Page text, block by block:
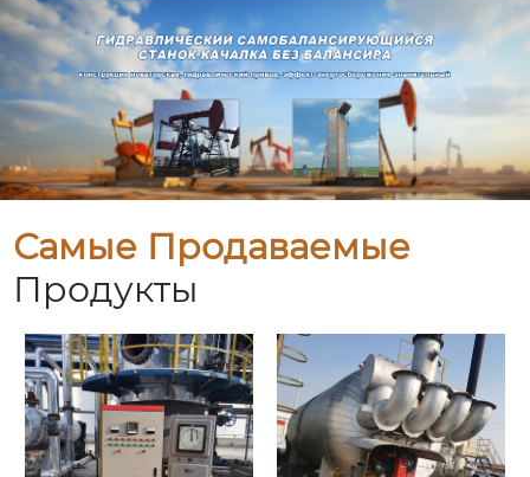
Самые Продаваемые
Продукты